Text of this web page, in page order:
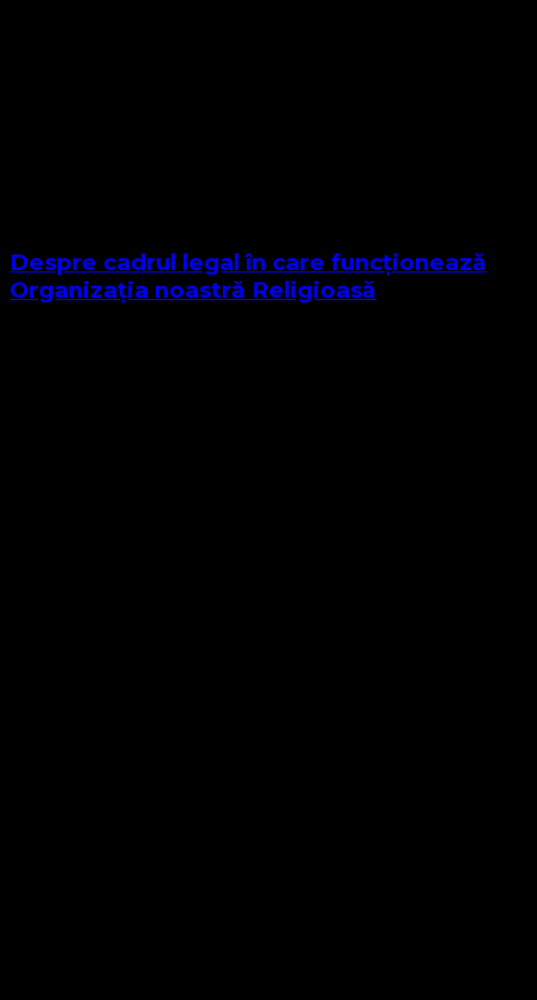
Despre cadrul legal în care funcționează
Organizația noastră Religioasă